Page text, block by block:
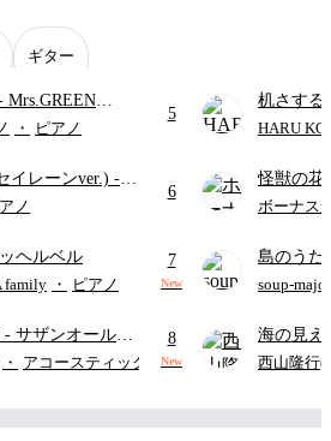
ギター
Mrs.GREEN
・ ピアノ
イレーンver.) -
鈴木みのり)
付き/『映画ちい
のひみつ』よ
ノ
ヘルベル
family
・ ピアノ
- サザンオールス
・ アコースティックギター
5
机さする
HARU
6
怪獣の
ードパー
ボーナス
7
New
島のうた
映画ちい
soup-majo
8
New
海の見
ウクレレ
西山隆行